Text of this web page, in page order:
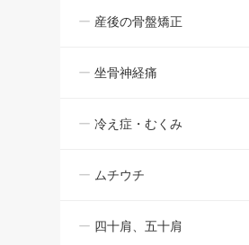
産後の骨盤矯正
坐骨神経痛
冷え症・むくみ
ムチウチ
四十肩、五十肩